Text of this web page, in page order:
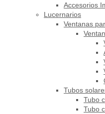
Accesorios
Lucernarios
Ventanas
Tubos
Tubo
Tubo